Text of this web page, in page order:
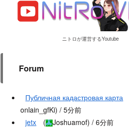
ニトロが運営するYoutube
Forum
Публичная кадастровая карта
onlain_gfKi) /5分前
jetx
( Joshuamof) /6分前